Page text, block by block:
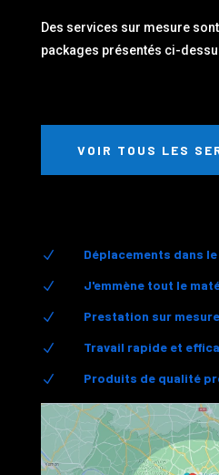
Des services sur mesure
packages présentés ci-
VOIR TOUS LES
N Déplacements dans
N J'emmène tout le
N Prestation sur mesure
N Travail rapide et
N Produits de qualité